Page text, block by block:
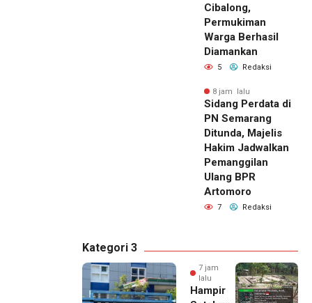
Cibalong,
Permukiman
Warga Berhasil
Diamankan
5 Redaksi
8 jam lalu
Sidang Perdata di
PN Semarang
Ditunda, Majelis
Hakim Jadwalkan
Pemanggilan
Ulang BPR
Artomoro
7 Redaksi
Kategori 3
7 jam
lalu
Hampir